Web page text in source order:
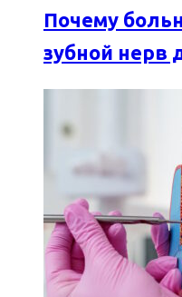
Почему
зубной нерв